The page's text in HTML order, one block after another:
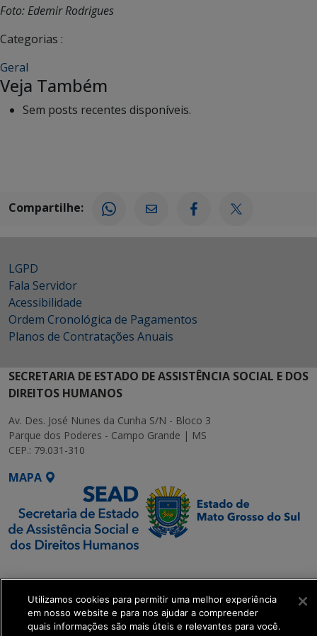
Foto: Edemir Rodrigues
Categorias :
Geral
Veja Também
Sem posts recentes disponíveis.
Compartilhe:
LGPD
Fala Servidor
Acessibilidade
Ordem Cronológica de Pagamentos
Planos de Contratações Anuais
SECRETARIA DE ESTADO DE ASSISTÊNCIA SOCIAL E DOS
DIREITOS HUMANOS
Av. Des. José Nunes da Cunha S/N - Bloco 3
Parque dos Poderes - Campo Grande | MS
CEP.: 79.031-310
MAPA
Executiva de
Transformação Digital
Utilizamos cookies para permitir uma melhor experiência
em nosso website e para nos ajudar a compreender
quais informações são mais úteis e relevantes para você.